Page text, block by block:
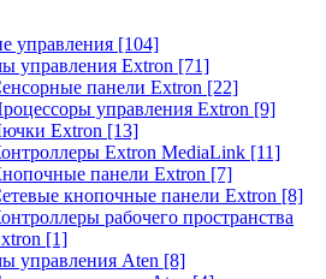
управления [104]
управления Extron [71]
панели Extron [22]
управления Extron [9]
Extron [13]
Extron MediaLink [11]
панели Extron [7]
кнопочные панели Extron [8]
рабочего пространства
[1]
управления Aten [8]